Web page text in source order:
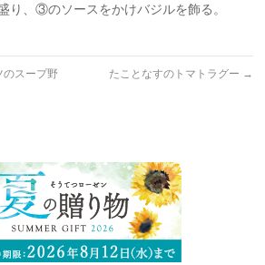
り、③のソースをかけバジルを飾る。
のスープ野
たことなすのトマトラグー →